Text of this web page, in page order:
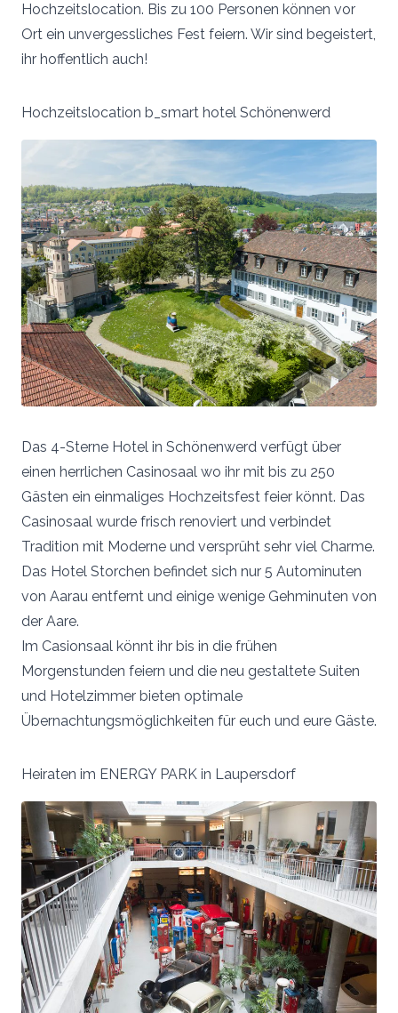
Hochzeitslocation. Bis zu 100 Personen können vor
Ort ein unvergessliches Fest feiern. Wir sind begeistert,
ihr hoffentlich auch!
Hochzeitslocation b_smart hotel Schönenwerd
Das 4-Sterne Hotel in Schönenwerd verfügt über
einen herrlichen Casinosaal wo ihr mit bis zu 250
Gästen ein einmaliges Hochzeitsfest feier könnt. Das
Casinosaal wurde frisch renoviert und verbindet
Tradition mit Moderne und versprüht sehr viel Charme.
Das Hotel Storchen befindet sich nur 5 Autominuten
von Aarau entfernt und einige wenige Gehminuten von
der Aare.
Im Casionsaal könnt ihr bis in die frühen
Morgenstunden feiern und die neu gestaltete Suiten
und Hotelzimmer bieten optimale
Übernachtungsmöglichkeiten für euch und eure Gäste.
Heiraten im ENERGY PARK in Laupersdorf